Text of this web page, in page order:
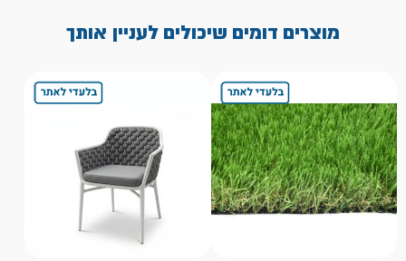
מוצרים דומים שיכולים לעניין אותך